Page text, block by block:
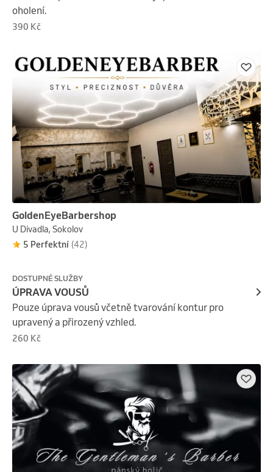
oholení.
390 Kč
GoldenEyeBarbershop
U Divadla, Sokolov
5 Perfektní (42)
DOSTUPNÉ SLUŽBY
ÚPRAVA VOUSŮ
Pouze úprava vousů včetně tvarování kontur pro
upravený a přirozený vzhled.
260 Kč